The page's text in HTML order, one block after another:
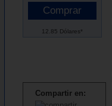
12.85 Dólares*
Compartir en: